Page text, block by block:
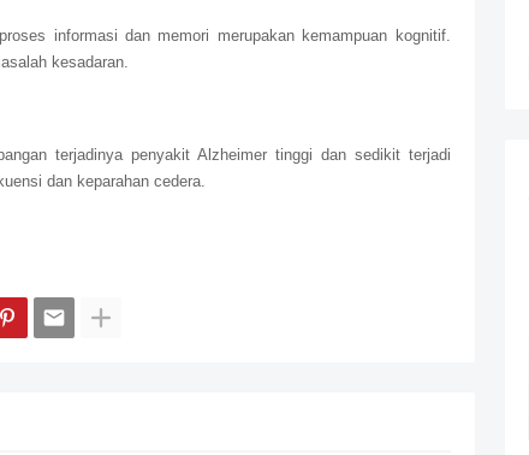
informasi dan memori merupakan kemampuan kognitif.
kesadaran.
terjadinya penyakit Alzheimer tinggi dan sedikit terjadi
dan keparahan cedera.